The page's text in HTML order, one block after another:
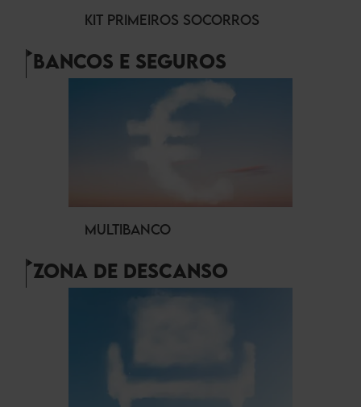
KIT PRIMEIROS SOCORROS
BANCOS E SEGUROS
MULTIBANCO
ZONA DE DESCANSO